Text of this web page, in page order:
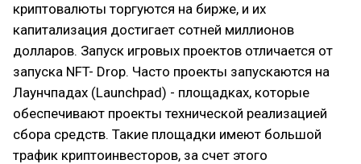
криптовалюты торгуются на бирже, и их
капитализация достигает сотней миллионов
долларов. Запуск игровых проектов отличается от
запуска NFT- Drop. Часто проекты запускаются на
Лаунчпадах (Launchpad) - площадках, которые
обеспечивают проекты технической реализацией
сбора средств. Такие площадки имеют большой
трафик криптоинвесторов, за счет этого